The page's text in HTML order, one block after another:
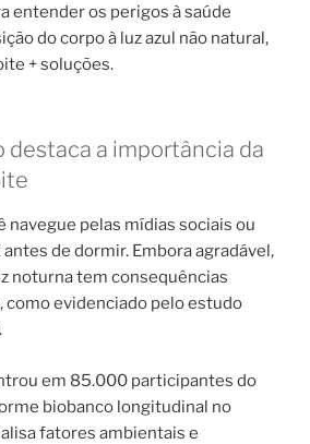
entender os perigos à saúde
do corpo à luz azul não natural,
+ soluções.
destaca a importância da
navegue pelas mídias sociais ou
de dormir. Embora agradável,
noturna tem consequências
como evidenciado pelo estudo
em 85.000 participantes do
biobanco longitudinal no
fatores ambientais e